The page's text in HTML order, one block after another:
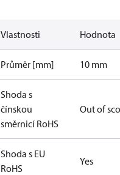
Vlastnosti Hodnota
Průměr [mm] 10 mm
Shoda s
čínskou
směrnicí RoHS
Out of
Shoda s EU
RoHS
Yes